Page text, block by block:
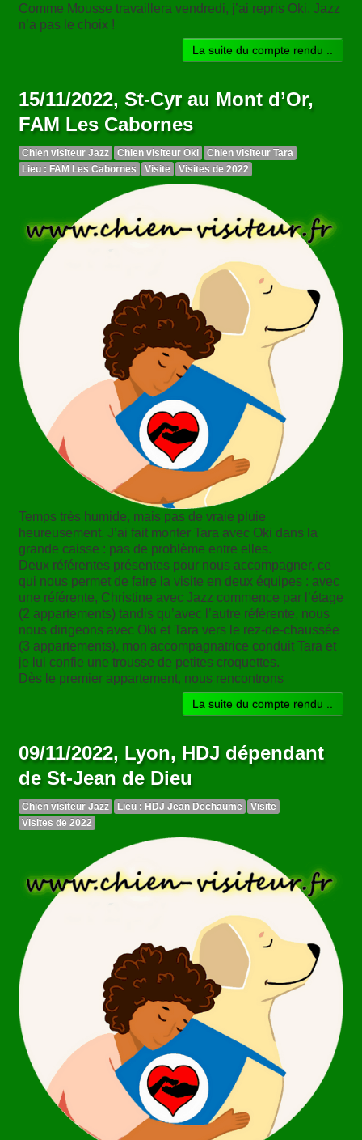
Comme Mousse travaillera vendredi, j’ai repris Oki. Jazz
n’a pas le choix !
La suite du compte rendu ..
15/11/2022, St-Cyr au Mont d’Or,
FAM Les Cabornes
Chien visiteur Jazz Chien visiteur Oki
Chien visiteur Tara
Lieu : FAM Les Cabornes
Visite Visites de 2022
Temps très humide, mais pas de vraie pluie
heureusement. J’ai fait monter Tara avec Oki dans la
grande caisse : pas de problème entre elles.
Deux référentes présentes pour nous accompagner, ce
qui nous permet de faire la visite en deux équipes : avec
une référente, Christine avec Jazz commence par l’étage
(2 appartements) tandis qu’avec l’autre référente, nous
nous dirigeons avec Oki et Tara vers le rez-de-chaussée
(3 appartements), mon accompagnatrice conduit Tara et
je lui confie une trousse de petites croquettes.
Dès le premier appartement, nous rencontrons
La suite du compte rendu ..
09/11/2022, Lyon, HDJ dépendant
de St-Jean de Dieu
Chien visiteur Jazz Lieu : HDJ Jean Dechaume
Visite
Visites de 2022